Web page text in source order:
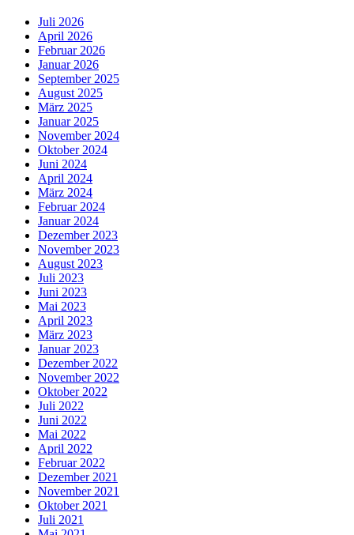
Juli 2026
April 2026
Februar 2026
Januar 2026
September 2025
August 2025
März 2025
Januar 2025
November 2024
Oktober 2024
Juni 2024
April 2024
März 2024
Februar 2024
Januar 2024
Dezember 2023
November 2023
August 2023
Juli 2023
Juni 2023
Mai 2023
April 2023
März 2023
Januar 2023
Dezember 2022
November 2022
Oktober 2022
Juli 2022
Juni 2022
Mai 2022
April 2022
Februar 2022
Dezember 2021
November 2021
Oktober 2021
Juli 2021